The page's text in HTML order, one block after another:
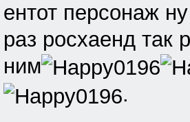
ентот персонаж
раз росхаенд так
ним
.